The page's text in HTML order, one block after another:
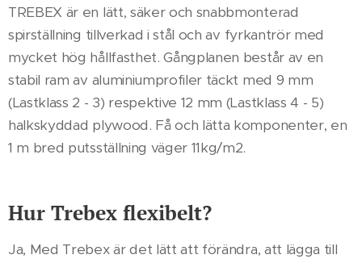
TREBEX är en lätt, säker och snabbmonterad
spirställning tillverkad i stål och av fyrkantrör med
mycket hög hållfasthet. Gångplanen består av en
stabil ram av aluminiumprofiler täckt med 9 mm
(Lastklass 2 - 3) respektive 12 mm (Lastklass 4 - 5)
halkskyddad plywood. Få och lätta komponenter, en
1 m bred putsställning väger 11kg/m2.
Hur Trebex flexibelt?
Ja, Med Trebex är det lätt att förändra, att lägga till